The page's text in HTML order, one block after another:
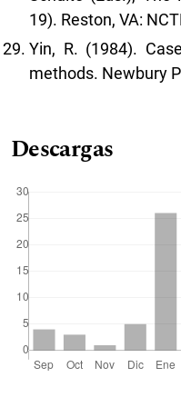
19). Reston, VA:
Yin, R. (1984).
methods. Newbury
Descargas